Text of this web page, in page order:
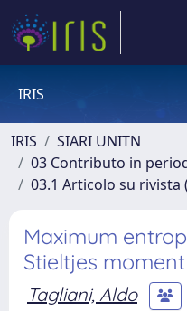
IRIS
IRIS
SIARI UNITN
03 Contributo in
03.1 Articolo su rivista
Maximum
Stieltjes
Tagliani, Aldo